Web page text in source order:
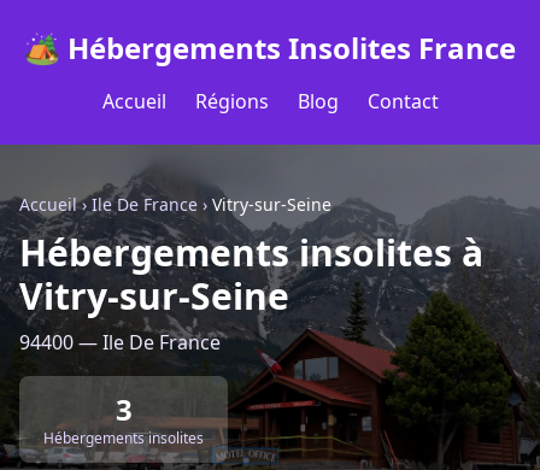
🏕️ Hébergements Insolites France
Accueil Régions Blog Contact
Accueil›Ile De France › Vitry-sur-Seine
Hébergements insolites à
Vitry-sur-Seine
94400 — Ile De France
3
Hébergements insolites